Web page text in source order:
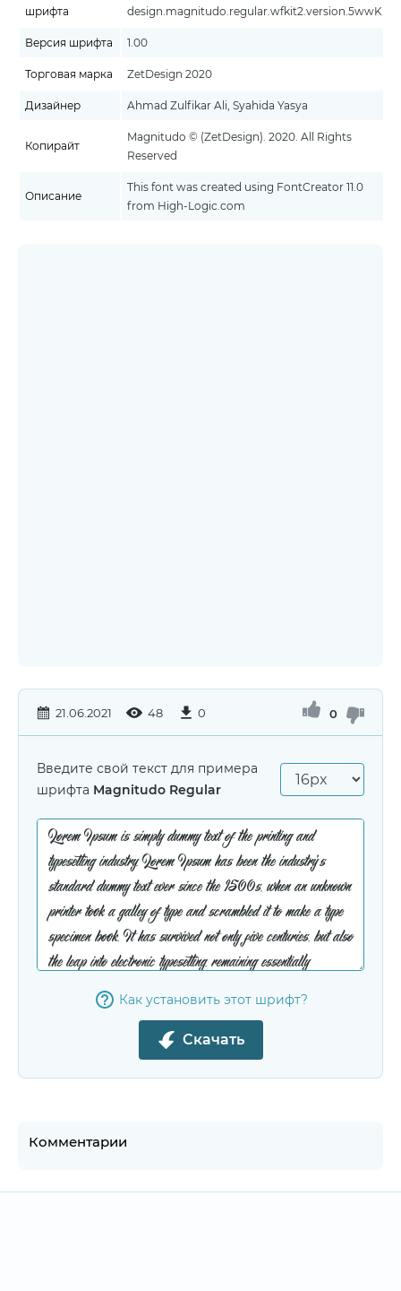
шрифта
design.magnitudo.regular.wfkit2.version.5wwK
Версия шрифта 1.00
Торговая марка ZetDesign 2020
Дизайнер Ahmad Zulfikar Ali, Syahida Yasya
Копирайт
Magnitudo © (ZetDesign). 2020. All Rights
Reserved
Описание
This font was created using FontCreator 11.0
from High-Logic.com
21.06.2021 48 0 0
Введите свой текст для примера
шрифта Magnitudo Regular
Как установить этот шрифт?
Скачать
Комментарии